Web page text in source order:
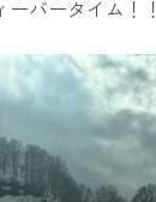
バータイム！！